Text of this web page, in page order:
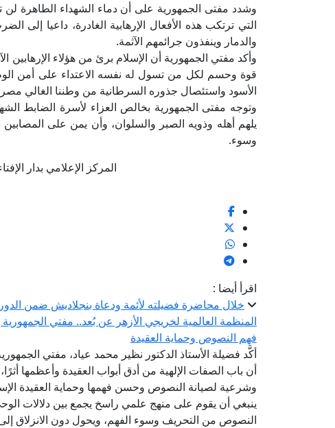
وشدد مفتى الجمهورية على أن دماء الشهداء الطاهرة لن
التي ترتكب هذه الأفعال الإرهابية الغادرة، داعيا
والدمار وينفذون جرائمهم الآثمة.
وأكد مفتي الجمهورية أن الإسلام برئ من هؤلاء الإرهابين
قوة وحسم لكل من تسول له نفسه الاعتداء على أمن
الأسود واستئصال جذوره السرطانية من وطننا الغالي
وتوجه مفتى الجمهورية بخالص العزاء لأسرة الضابط
يلهم أهله وذويه الصبر والسلوان، وأن يمن على
وسوء.
المركز الإعلامي بدار الإفتاء
اقرأ أيضا :
خلال محاضرة فضيلته لأئمة ودعاة بنجلاديش ضمن الدورة
المنظمة العالمية لخريجي الأزهر عن بُعد.. مفتي
فهم النصوص وحماية العقيدة
أكَّد فضيلة الأستاذ الدكتور نظير محمد عياد، مفتي
أن باب الصفات الإلهية من أدق أبواب العقيدة وأعظمها
وشرعية لصيانة النصوص وحسن فهمها وحماية العقيدة
ينبغي أن يقوم على منهج علمي راسخ يجمع بين دلالات
النصوص من التحريف وسوء الفهم، ويحول دون الانزلاق إلى